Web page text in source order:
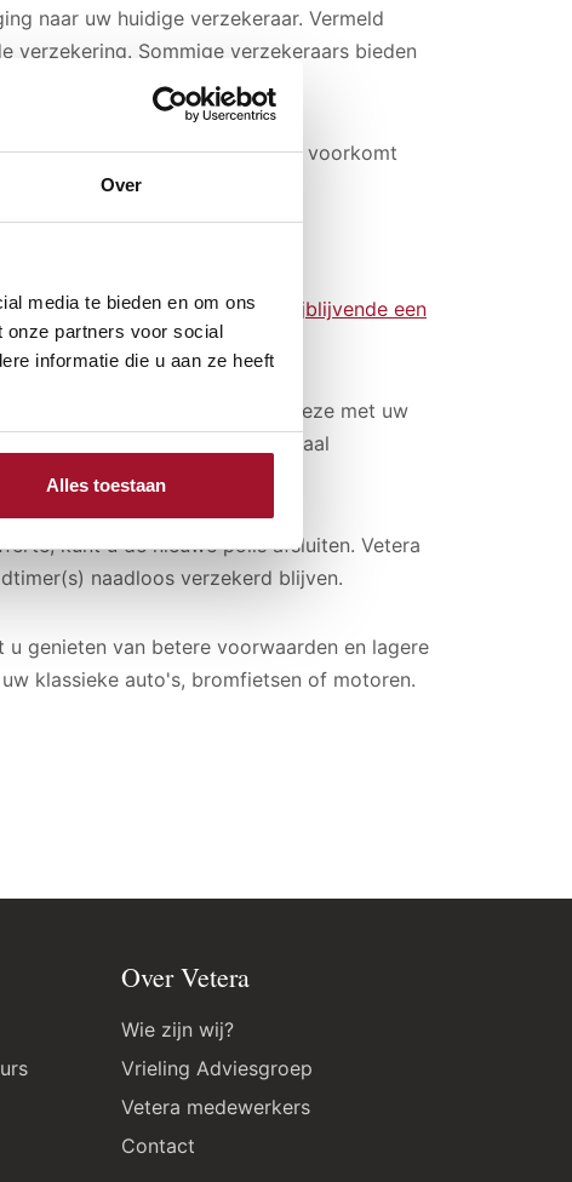
Over
media te bieden en om ons
onze partners voor social
informatie die u aan ze heeft
Alles toestaan
naar uw huidige verzekeraar. Vermeld
verzekering. Sommige verzekeraars bieden
van de opzegging. Dit voorkomt
en vraag vrijblijvende een
uw verzekeringsbehoeften.
en premies en vergelijk deze met uw
en uitgebreidere dekking, speciaal
kunt u de nieuwe polis afsluiten. Vetera
naadloos verzekerd blijven.
genieten van betere voorwaarden en lagere
klassieke auto's, bromfietsen of motoren.
Over Vetera
Wie zijn wij?
Vrieling Adviesgroep
Vetera medewerkers
Contact